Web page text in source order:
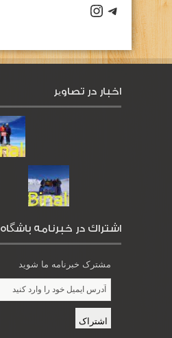
كانال تلگرام باشگاه
صفحه اينستاگرام باشگاه
اخبار در تصاویر
اشتراك در خبرنامه باشگاه
مشترک خبرنامه ما شوید